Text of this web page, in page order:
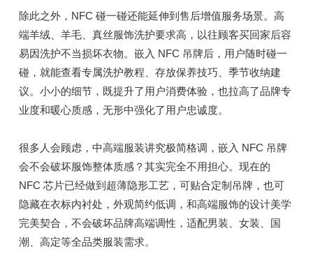
除此之外，NFC 碰一碰还能延伸到售后增值服务场景。高
端羊绒、羊毛、真丝服饰洗护要求高，以往顾客买回家后容
易因洗护不当损坏衣物。嵌入 NFC 吊牌后，用户随时碰一
碰，就能查看专属洗护教程、存放保养技巧、季节收纳建
议。小小的细节，既提升了用户消费体验，也拉高了品牌专
业度和暖心质感，无形中强化了用户忠诚度。
很多人会顾虑，中高端服装讲究极简格调，嵌入 NFC 吊牌
会不会破坏服饰整体质感？其实完全不用担心。现在的
NFC 芯片已经做到超薄隐形工艺，可贴合定制吊牌，也可
隐藏在衣标内衬处，外观简约低调，和高端服饰的设计美学
完美契合，不会破坏品牌高端调性，适配男装、女装、国
潮、高定等全品类服装需求。